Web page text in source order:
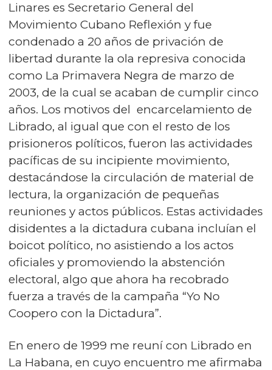
Linares es Secretario General del
Movimiento Cubano Reflexión y fue
condenado a 20 años de privación de
libertad durante la ola represiva conocida
como La Primavera Negra de marzo de
2003, de la cual se acaban de cumplir cinco
años. Los motivos del encarcelamiento de
Librado, al igual que con el resto de los
prisioneros políticos, fueron las actividades
pacíficas de su incipiente movimiento,
destacándose la circulación de material de
lectura, la organización de pequeñas
reuniones y actos públicos. Estas actividades
disidentes a la dictadura cubana incluían el
boicot político, no asistiendo a los actos
oficiales y promoviendo la abstención
electoral, algo que ahora ha recobrado
fuerza a través de la campaña “Yo No
Coopero con la Dictadura”.
En enero de 1999 me reuní con Librado en
La Habana, en cuyo encuentro me afirmaba